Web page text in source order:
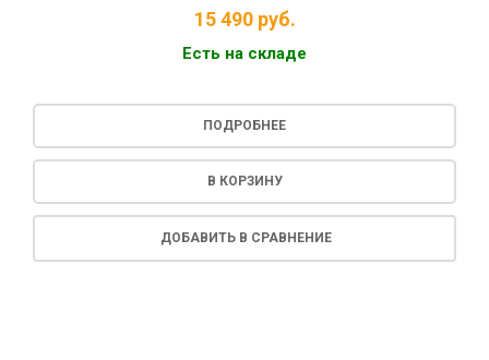
15 490руб.
Есть на складе
ПОДРОБНЕЕ
В КОРЗИНУ
ДОБАВИТЬ В СРАВНЕНИЕ